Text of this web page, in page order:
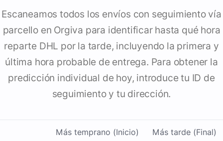
Escaneamos todos los envíos con seguimiento vía
parcello en Orgiva para identificar hasta qué hora
reparte DHL por la tarde, incluyendo la primera y
última hora probable de entrega. Para obtener la
predicción individual de hoy, introduce tu ID de
seguimiento y tu dirección.
Más temprano (Inicio) Más tarde (Final)